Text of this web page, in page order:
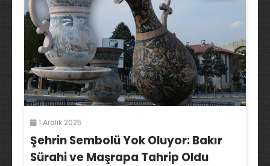
1 Aralık 2025
Şehrin Sembolü Yok Oluyor: Bakır
Sürahi ve Maşrapa Tahrip Oldu